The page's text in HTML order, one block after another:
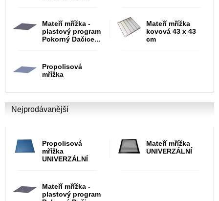
Mateří mřížka -
plastový program
Pokorný Dačice...
Mateří mřížka
kovová 43 x 43
cm
Propolisová
mřížka
Nejprodávanější
Propolisová
mřížka
UNIVERZÁLNÍ
Mateří mřížka
UNIVERZÁLNÍ
Mateří mřížka -
plastový program